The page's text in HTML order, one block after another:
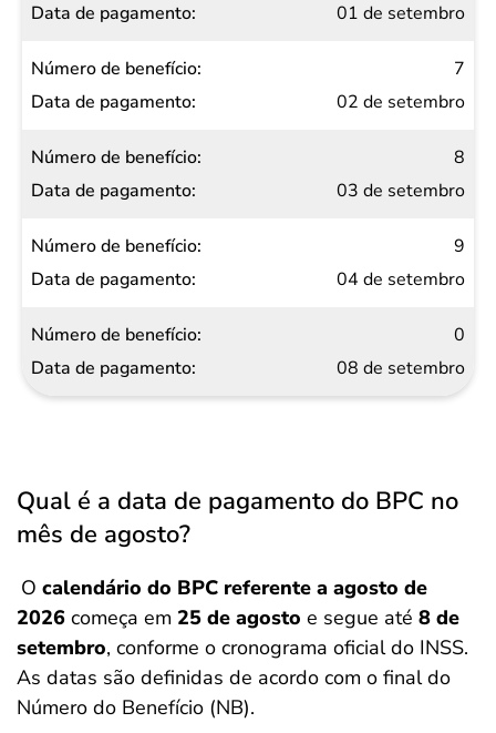
01 de setembro
7
02 de setembro
8
03 de setembro
9
04 de setembro
0
08 de setembro
Qual é a data de pagamento do BPC no
mês de agosto?
O calendário do BPC referente a agosto de
2026 começa em 25 de agosto e segue até 8 de
setembro, conforme o cronograma oficial do INSS.
As datas são definidas de acordo com o final do
Número do Benefício (NB).